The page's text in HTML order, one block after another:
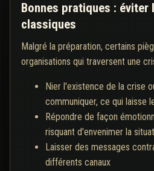
Bonnes pratiques : éviter
classiques
Malgré la préparation, certains
organisations qui traversent une
Nier l'existence de la crise
communiquer, ce qui laisse
Répondre de façon
risquant d'envenimer la
Laisser des messages
différents canaux